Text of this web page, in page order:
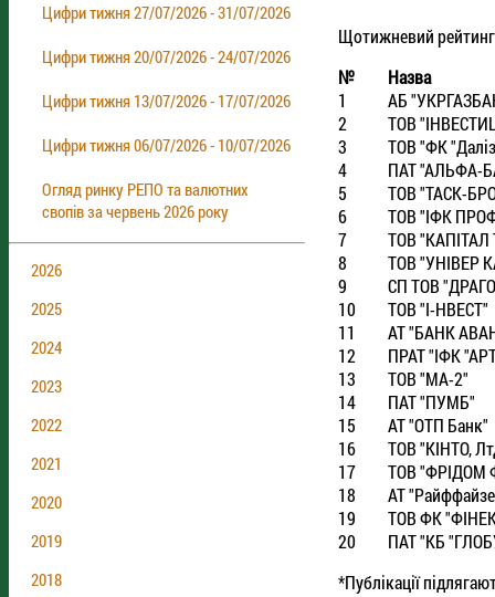
Цифри тижня 27/07/2026 - 31/07/2026
Цифри тижня 20/07/2026 - 24/07/2026
Цифри тижня 13/07/2026 - 17/07/2026
Цифри тижня 06/07/2026 - 10/07/2026
Огляд ринку РЕПО та валютних
свопів за червень 2026 року
2026
2025
2024
2023
2022
2021
2020
2019
2018
Щотижневий рейтинг
№
Назва
1
АБ
2
ТОВ
3
ТОВ "ФК
4
ПАТ "АЛЬФА-
5
ТОВ "ТАСК-
6
ТОВ "IФК
7
ТОВ "КАПIТАЛ
8
ТОВ "УНIВЕР
9
СП ТОВ
10
ТОВ "I-НВЕСТ"
11
АТ "БАНК
12
ПРАТ "IФК
13
ТОВ "МА-2"
14
ПАТ "ПУМБ"
15
АТ "ОТП Банк"
16
ТОВ "КIНТО,
17
ТОВ "ФРIДОМ
18
АТ
19
ТОВ ФК
20
ПАТ "КБ
*Публікації